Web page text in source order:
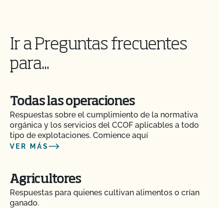
Ir a Preguntas frecuentes
para...
Todas las operaciones
Respuestas sobre el cumplimiento de la normativa
orgánica y los servicios del CCOF aplicables a todo
tipo de explotaciones. Comience aquí
VER MÁS
Agricultores
Respuestas para quienes cultivan alimentos o crían
ganado.
¿Certifica el CCOF los productos de cáñamo?
¿Ofrece el CCOF la Certificación de Transición?
¿Cómo se certifican como orgánicos los sistemas
hidropónicos y en contenedor?
¿Cómo puedo encontrar un matadero orgánico
certificado?
¿Cómo pueden etiquetarse mis productos
transitorios certificados por el CCOF?